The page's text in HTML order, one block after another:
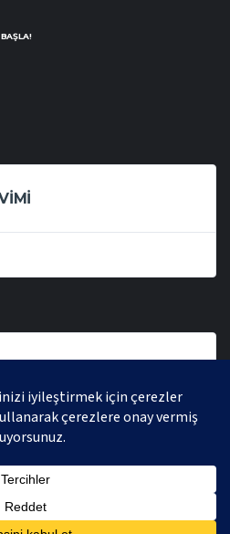
SPORTIF FAALIYETLER ORGANIZASYONUDUR,